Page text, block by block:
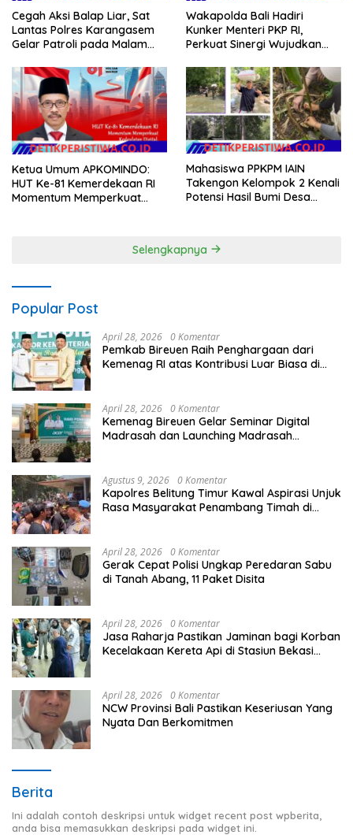
Cegah Aksi Balap Liar, Sat
Lantas Polres Karangasem
Gelar Patroli pada Malam
Wakapolda Bali Hadiri
Kunker Menteri PKP RI,
Perkuat Sinergi Wujudkan
Masyarakat
Ketua Umum APKOMINDO:
HUT Ke-81 Kemerdekaan RI
Momentum Memperkuat
Mahasiswa PPKPM IAIN
Takengon Kelompok 2 Kenali
Potensi Hasil Bumi Desa
Selengkapnya
Popular Post
April 28, 2026 0 Komentar
Pemkab Bireuen Raih Penghargaan dari
Kemenag RI atas Kontribusi Luar Biasa di
April 28, 2026 0 Komentar
Kemenag Bireuen Gelar Seminar Digital
Madrasah dan Launching Madrasah
Agustus 9, 2026 0 Komentar
Kapolres Belitung Timur Kawal Aspirasi Unjuk
Rasa Masyarakat Penambang Timah di
April 28, 2026 0 Komentar
Gerak Cepat Polisi Ungkap Peredaran Sabu
di Tanah Abang, 11 Paket Disita
April 28, 2026 0 Komentar
Jasa Raharja Pastikan Jaminan bagi Korban
Kecelakaan Kereta Api di Stasiun Bekasi
April 28, 2026 0 Komentar
NCW Provinsi Bali Pastikan Keseriusan Yang
Nyata Dan Berkomitmen
Berita
Ini adalah contoh deskripsi untuk widget recent post wpberita,
anda bisa memasukkan deskripsi pada widget ini.